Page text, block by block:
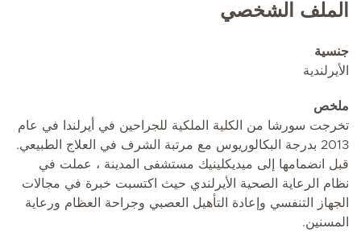
الملف الشخصي
جنسية
الأيرلندية
ملخص
تخرجت سورشا من الكلية الملكية للجراحين في أيرلندا في عام
2013 بدرجة البكالوريوس مع مرتبة الشرف في العلاج الطبيعي.
قبل انضمامها إلى ميديكلينيك مستشفى المدينة ، عملت في
نظام الرعاية الصحية الأيرلندي حيث اكتسبت خبرة في مجالات
الجهاز التنفسي وإعادة التأهيل العصبي وجراحة العظام ورعاية
المسنين.